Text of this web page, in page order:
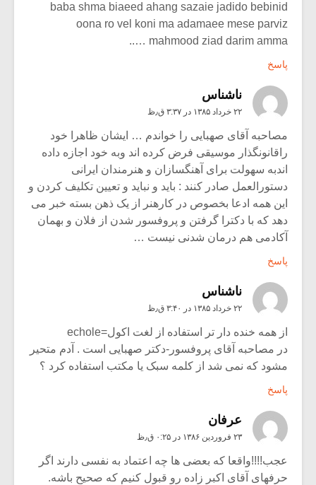
baba shma biaeed ahang sazaie jadido bebinid
oona ro vel koni ma adamaee mese parviz
mahmood ziad darim amma …..
پاسخ
ناشناس
۲۲ خرداد ۱۳۸۵ در ۳:۳۷ ق٫ظ
مصاحبه آقای صهبایی را خواندم … ایشان ظاهرا خود
راقانونگذار موسیقی فرض کرده اند وبه خود اجازه داده
اندبه سهولت برای آهنگسازان و هنرمندان ایرانی
دستورالعمل صادر کنند : باید و نباید و تعیین تکلیف کردن و
این همه ادعا بخصوص در کارهنر از یک ذهن بسته خبر می
دهد که با دکترا گرفتن و پروفسور شدن از فلان و بهمان
آکادمی هم درمان شدنی نیست …
پاسخ
ناشناس
۲۲ خرداد ۱۳۸۵ در ۳:۴۰ ق٫ظ
از همه خنده دار تر استفاده از لغت اکول=echole
در مصاحبه آقای پروفسور-دکتر صهبایی است . آدم متحیر
مشود که نمی شد از کلمه سبک یا مکتب استفاده کرد ؟
پاسخ
عرفان
۲۳ فروردین ۱۳۸۶ در ۰:۲۵ ق٫ظ
عجب!!!!واقعا که بعضی ها چه اعتماد به نفسی دارند اگر
حرفهای آقای اکبر زاده رو قبول کنیم که صحیح باشه.